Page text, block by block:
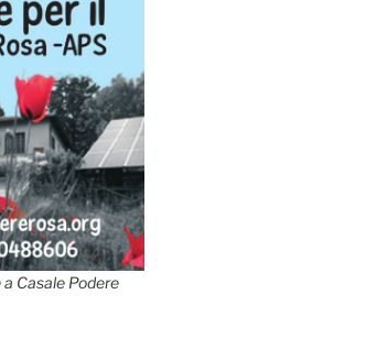
Casale Podere